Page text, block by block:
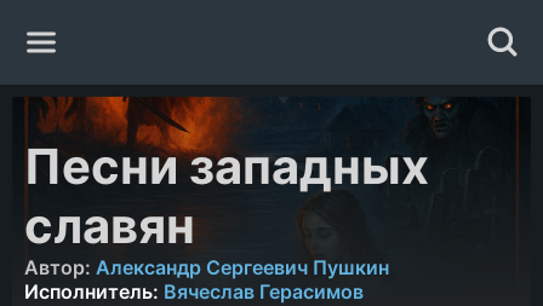
Главная
Жанры
Авторы
Песни западных
славян
Автор: Александр Сергеевич Пушкин
Исполнитель: Вячеслав Герасимов